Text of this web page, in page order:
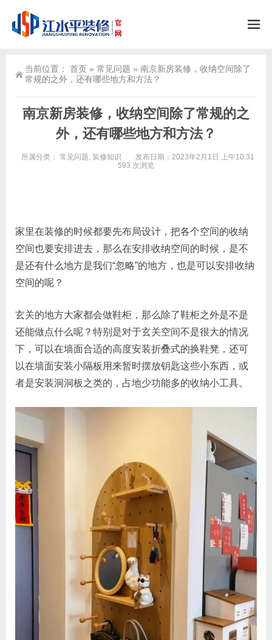
当前位置： 首页 » 常见问题 » 南京新房装修，收纳空间除了
常规的之外，还有哪些地方和方法？
南京新房装修，收纳空间除了常规的之
外，还有哪些地方和方法？
所属分类： 常见问题, 装修知识
发布日期：2023年2月1日 上午10:31
593 次浏览
家里在装修的时候都要先布局设计，把各个空间的收纳
空间也要安排进去，那么在安排收纳空间的时候，是不
是还有什么地方是我们“忽略”的地方，也是可以安排收纳
空间的呢？
玄关的地方大家都会做鞋柜，那么除了鞋柜之外是不是
还能做点什么呢？特别是对于玄关空间不是很大的情况
下，可以在墙面合适的高度安装折叠式的换鞋凳，还可
以在墙面安装小隔板用来暂时摆放钥匙这些小东西，或
者是安装洞洞板之类的，占地少功能多的收纳小工具。